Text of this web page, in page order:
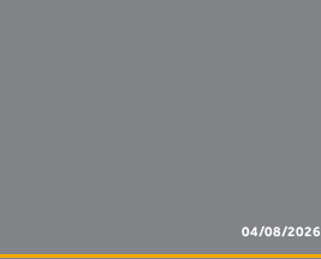
04/08/2026